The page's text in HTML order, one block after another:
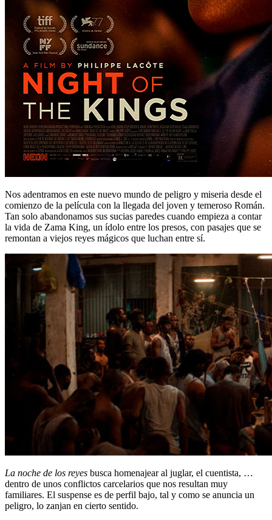
Nos adentramos en este nuevo mundo de peligro y miseria desde el
comienzo de la película con la llegada del joven y temeroso Román.
Tan solo abandonamos sus sucias paredes cuando empieza a contar
la vida de Zama King, un ídolo entre los presos, con pasajes que se
remontan a viejos reyes mágicos que luchan entre sí.
La noche de los reyes busca homenajear al juglar, el cuentista, …
dentro de unos conflictos carcelarios que nos resultan muy
familiares. El suspense es de perfil bajo, tal y como se anuncia un
peligro, lo zanjan en cierto sentido.